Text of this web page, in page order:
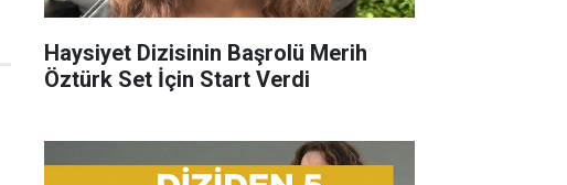
Haysiyet Dizisinin Başrolü Merih
Öztürk Set İçin Start Verdi